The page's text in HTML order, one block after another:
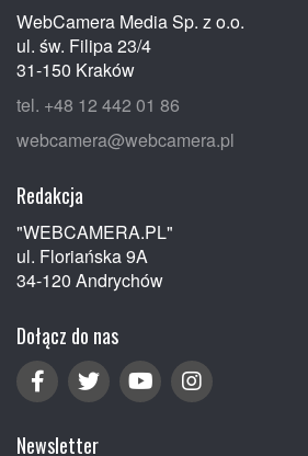
WebCamera Media Sp. z o.o.
ul. św. Filipa 23/4
31-150 Kraków
tel. +48 12 442 01 86
webcamera@webcamera.pl
Redakcja
"WEBCAMERA.PL"
ul. Floriańska 9A
34-120 Andrychów
Dołącz do nas
Newsletter